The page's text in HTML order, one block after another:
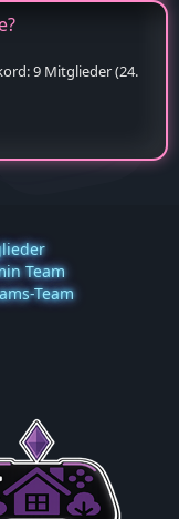
9 Mitglieder (24.
Team
Team